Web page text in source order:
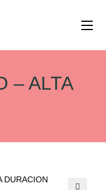
– ALTA